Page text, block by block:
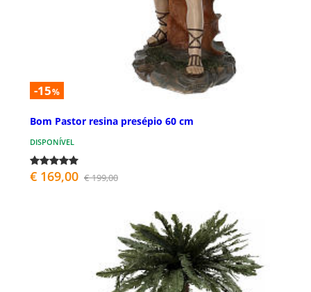
-15%
Bom Pastor resina presépio 60 cm
DISPONÍVEL
€ 169,00 € 199,00